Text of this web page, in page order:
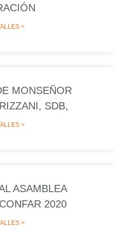
>
MONSEÑOR
SDB,
>
ASAMBLEA
2020
>